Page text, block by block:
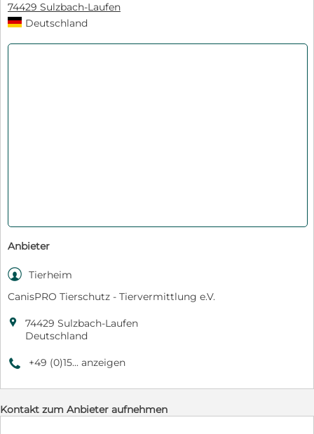
74429 Sulzbach-Laufen
Deutschland
Anbieter
 Tierheim
CanisPRO Tierschutz - Tiervermittlung e.V.

74429 Sulzbach-Laufen
Deutschland
9 +49 (0)15... anzeigen
Kontakt zum Anbieter aufnehmen